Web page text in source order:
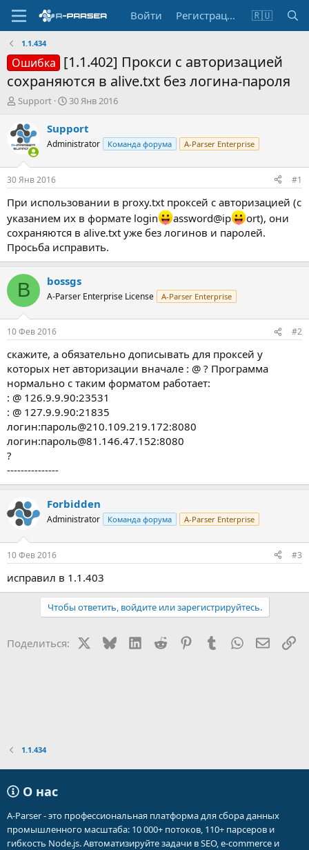
Войти Регистрация 🇷🇺
1.1.434
Ошибка [1.1.402] Прокси с авторизацией
сохраняются в alive.txt без логина-пароля
А
т
о
р
т
е
м
ы
Support
Д
т
а
н
а
л
30 Янв 2016
Support
Administrator Команда форума A-Parser Enterprise
30 Янв 2016 #1
При использовании в proxy.txt проксей с авторизацией (с
указанием их в формате login
assword@ip
ort), они
сохраняются в alive.txt уже без логинов и паролей.
Просьба исправить.
B bossgs
A-Parser Enterprise License A-Parser Enterprise
10 Фев 2016 #2
скажите, а обязательно дописывать для проксей у
которых нет авторизации вначале : @ ? Программа
нормально с таким форматом работает:
: @ 126.9.9.90:23531
: @ 127.9.9.90:21835
логин:пароль@210.109.219.172:8080
логин:пароль@81.146.47.152:8080
?
---------------
Forbidden
Administrator Команда форума A-Parser Enterprise
10 Фев 2016 #3
исправил в 1.1.403
Чтобы ответить, войдите или зарегистрируйтесь.
Поделиться: BlueskyLinkedIn
Reddit PinterestTumblr WhatsApp
1.1.434
О нас
A-Parser - это профессиональная платформа для сбора данных
промышленного масштаба: 10 000+ потоков, 110+ парсеров и
гибкость Node.js. Автоматизируйте задачи в SEO, e-commerce и